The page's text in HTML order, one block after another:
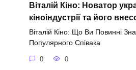
Віталій Кіно: Новатор
кіноіндустрії та його
Віталій Кіно: Що Ви Повинні
Популярного Співака
0 0